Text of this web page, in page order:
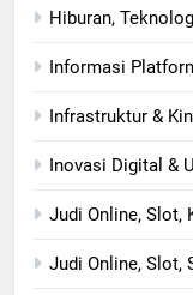
Hiburan,
Informasi
Infrastruktur &
Inovasi Digital &
Judi Online, Slot,
Judi Online, Slot,